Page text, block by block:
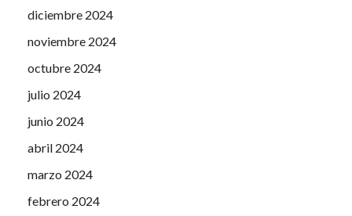
diciembre 2024
noviembre 2024
octubre 2024
julio 2024
junio 2024
abril 2024
marzo 2024
febrero 2024